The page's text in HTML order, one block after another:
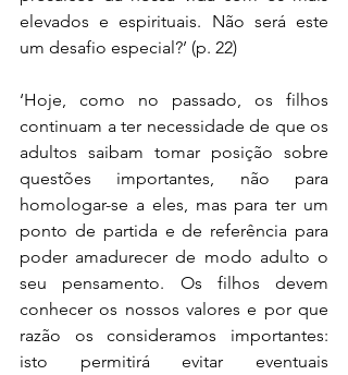
elevados e espirituais. Não será este
um desafio especial?’ (p. 22)
‘Hoje, como no passado, os filhos
continuam a ter necessidade de que os
adultos saibam tomar posição sobre
questões importantes, não para
homologar-se a eles, mas para ter um
ponto de partida e de referência para
poder amadurecer de modo adulto o
seu pensamento. Os filhos devem
conhecer os nossos valores e por que
razão os consideramos importantes:
isto permitirá evitar eventuais